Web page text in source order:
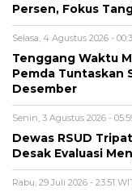
Persen, Fokus
Selasa, 4 Agustus 2026 -
Tenggang Waktu
Pemda Tuntaskan
Desember
Senin, 3 Agustus 2026 -
Dewas RSUD
Desak Evaluasi
Rabu, 29 Juli 2026 - 23:51